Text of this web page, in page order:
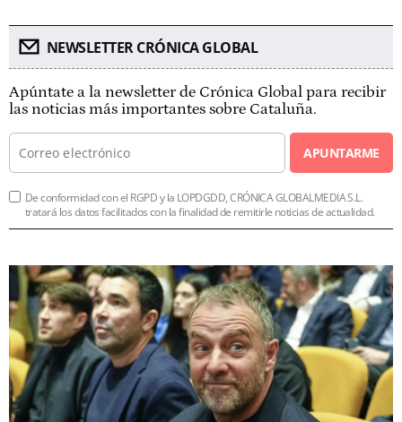
NEWSLETTER CRÓNICA GLOBAL
Apúntate a la newsletter de Crónica Global para recibir
las noticias más importantes sobre Cataluña.
APUNTARME
De conformidad con el RGPD y la LOPDGDD, CRÓNICA GLOBALMEDIA S.L.
tratará los datos facilitados con la finalidad de remitirle noticias de actualidad.